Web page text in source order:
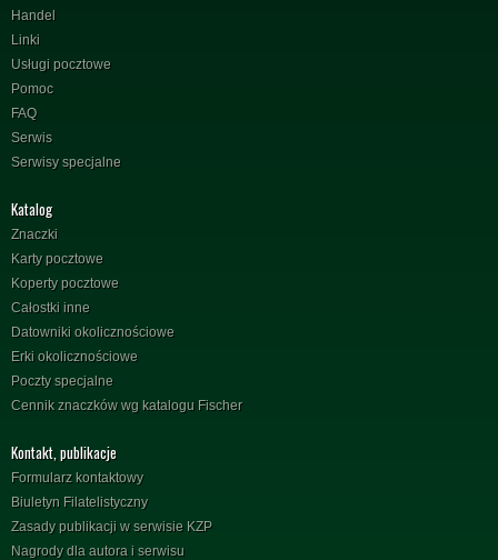
Handel
Linki
Usługi pocztowe
Pomoc
FAQ
Serwis
Serwisy specjalne
Katalog
Znaczki
Karty pocztowe
Koperty pocztowe
Całostki inne
Datowniki okolicznościowe
Erki okolicznościowe
Poczty specjalne
Cennik znaczków wg katalogu Fischer
Kontakt, publikacje
Formularz kontaktowy
Biuletyn Filatelistyczny
Zasady publikacji w serwisie KZP
Nagrody dla autora i serwisu